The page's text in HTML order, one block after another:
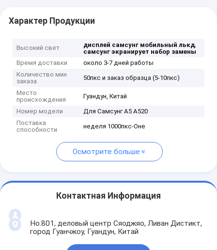
Характер Продукции
Высокий свет дисплей самсунг мобильный лькд,
самсунг экранирует набор замены
Время доставки
около 3-7 дней работы
Количество мин
заказа
50пкс и заказ образца (5-10пкс)
Место
происхождения
Гуандун, Китай
Номер модели
Для Самсунг А5 А520
Поставка
способности
неделя 1000пкс-Оне
Осмотрите больше
Контактная Информация
Но.801, деловый центр Сяоджяо, Ливан Дистикт,
город Гуанчжоу, Гуандун, Китай